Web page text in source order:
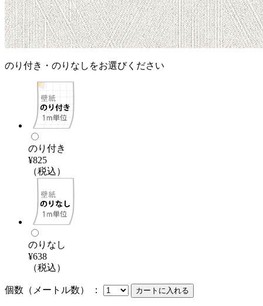
のり付き・のりなしをお選びください
のり付き
¥825
（税込）
のりなし
¥638
（税込）
個数（メートル数） ：